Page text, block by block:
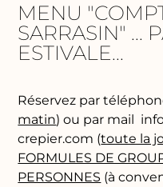
MENU
SARRASIN" ...
ESTIVALE...
Réservez par
matin) ou par mail
crepier.com (toute la
FORMULES DE
PERSONNES (à